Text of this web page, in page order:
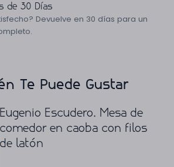
de 30 Días
Devuelve en 30 días para un
Te Puede Gustar
Eugenio Escudero. Mesa de
comedor en caoba con filos
de latón